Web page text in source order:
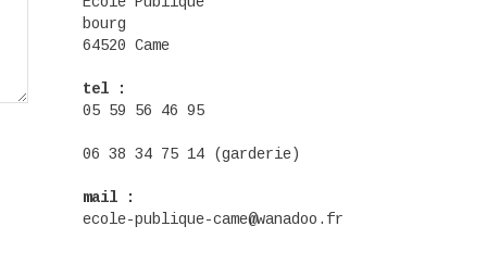
bourg
64520 Came
tel :
05 59 56 46 95
06 38 34 75 14 (garderie)
mail :
ecole-publique-came@wanadoo.fr